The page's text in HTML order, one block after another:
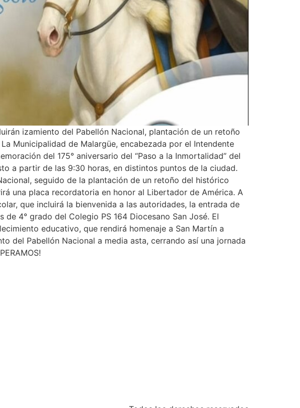
izamiento del Pabellón Nacional, plantación de un retoño
Municipalidad de Malargüe, encabezada por el Intendente
del 175° aniversario del “Paso a la Inmortalidad” del
a partir de las 9:30 horas, en distintos puntos de la ciudad.
seguido de la plantación de un retoño del histórico
una placa recordatoria en honor al Libertador de América. A
que incluirá la bienvenida a las autoridades, la entrada de
4° grado del Colegio PS 164 Diocesano San José. El
educativo, que rendirá homenaje a San Martín a
del Pabellón Nacional a media asta, cerrando así una jornada